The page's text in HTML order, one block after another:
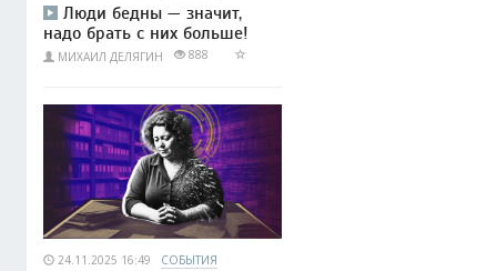
Люди бедны — значит,
надо брать с них больше!
МИХАИЛ ДЕЛЯГИН 888
24.11.2025 16:49 СОБЫТИЯ